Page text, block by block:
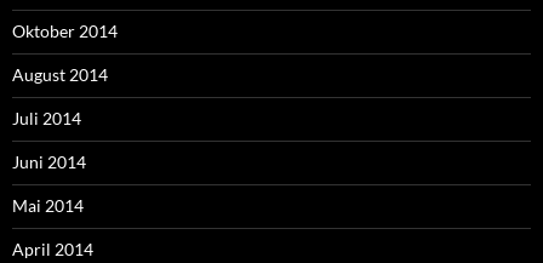
Oktober 2014
August 2014
Juli 2014
Juni 2014
Mai 2014
April 2014